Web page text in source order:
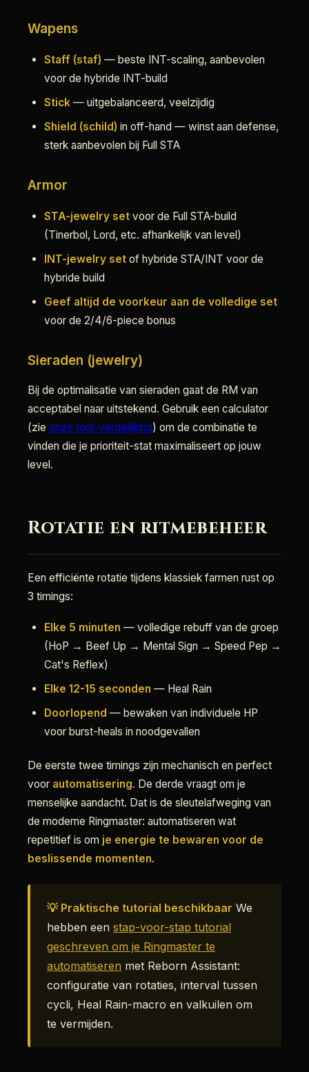
Wapens
Staff (staf) — beste INT-scaling, aanbevolen
voor de hybride INT-build
Stick — uitgebalanceerd, veelzijdig
Shield (schild) in off-hand — winst aan defense,
sterk aanbevolen bij Full STA
Armor
STA-jewelry set voor de Full STA-build
(Tinerbol, Lord, etc. afhankelijk van level)
INT-jewelry set of hybride STA/INT voor de
hybride build
Geef altijd de voorkeur aan de volledige set
voor de 2/4/6-piece bonus
Sieraden (jewelry)
Bij de optimalisatie van sieraden gaat de RM van
acceptabel naar uitstekend. Gebruik een calculator
(zie onze tool-vergelijking) om de combinatie te
vinden die je prioriteit-stat maximaliseert op jouw
level.
Rotatie en ritmebeheer
Een efficiënte rotatie tijdens klassiek farmen rust op
3 timings:
Elke 5 minuten — volledige rebuff van de groep
(HoP → Beef Up → Mental Sign → Speed Pep →
Cat's Reflex)
Elke 12-15 seconden — Heal Rain
Doorlopend — bewaken van individuele HP
voor burst-heals in noodgevallen
De eerste twee timings zijn mechanisch en perfect
voor automatisering. De derde vraagt om je
menselijke aandacht. Dat is de sleutelafweging van
de moderne Ringmaster: automatiseren wat
repetitief is om je energie te bewaren voor de
beslissende momenten.
💡 Praktische tutorial beschikbaar We
hebben een stap-voor-stap tutorial
geschreven om je Ringmaster te
automatiseren met Reborn Assistant:
configuratie van rotaties, interval tussen
cycli, Heal Rain-macro en valkuilen om
te vermijden.